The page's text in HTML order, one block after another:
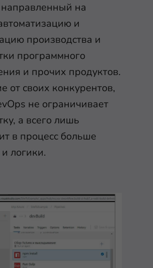
на
и
производства и
программного
и прочих продуктов.
от своих конкурентов,
не ограничивает
а всего лишь
в процесс больше
логики.